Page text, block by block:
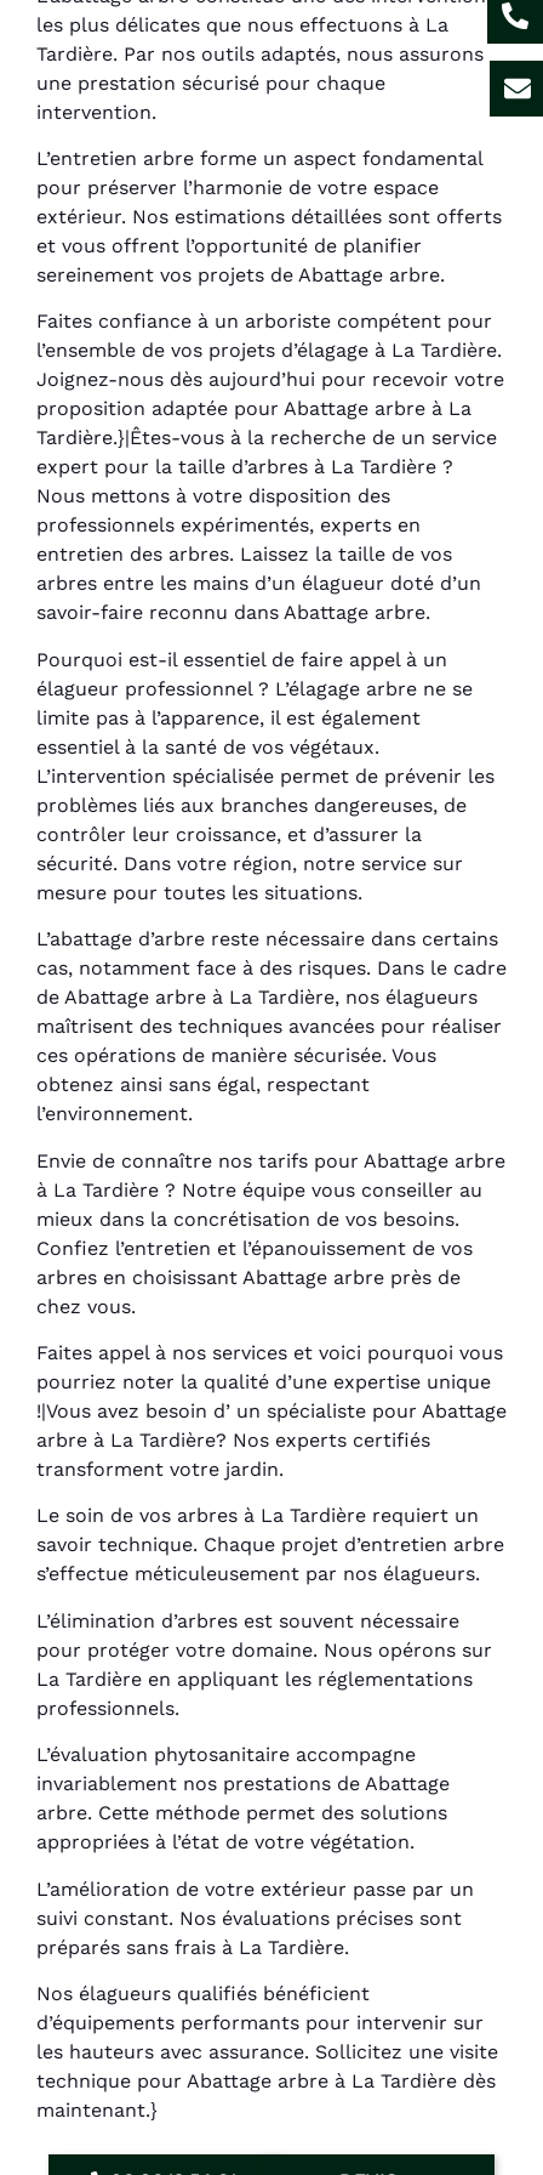
les plus délicates que nous effectuons à La
Tardière. Par nos outils adaptés, nous assurons
une prestation sécurisé pour chaque
intervention.
L’entretien arbre forme un aspect fondamental
pour préserver l’harmonie de votre espace
extérieur. Nos estimations détaillées sont offerts
et vous offrent l’opportunité de planifier
sereinement vos projets de Abattage arbre.
Faites confiance à un arboriste compétent pour
l’ensemble de vos projets d’élagage à La Tardière.
Joignez-nous dès aujourd’hui pour recevoir votre
proposition adaptée pour Abattage arbre à La
Tardière.}|Êtes-vous à la recherche de un service
expert pour la taille d’arbres à La Tardière ?
Nous mettons à votre disposition des
professionnels expérimentés, experts en
entretien des arbres. Laissez la taille de vos
arbres entre les mains d’un élagueur doté d’un
savoir-faire reconnu dans Abattage arbre.
Pourquoi est-il essentiel de faire appel à un
élagueur professionnel ? L’élagage arbre ne se
limite pas à l’apparence, il est également
essentiel à la santé de vos végétaux.
L’intervention spécialisée permet de prévenir les
problèmes liés aux branches dangereuses, de
contrôler leur croissance, et d’assurer la
sécurité. Dans votre région, notre service sur
mesure pour toutes les situations.
L’abattage d’arbre reste nécessaire dans certains
cas, notamment face à des risques. Dans le cadre
de Abattage arbre à La Tardière, nos élagueurs
maîtrisent des techniques avancées pour réaliser
ces opérations de manière sécurisée. Vous
obtenez ainsi sans égal, respectant
l’environnement.
Envie de connaître nos tarifs pour Abattage arbre
à La Tardière ? Notre équipe vous conseiller au
mieux dans la concrétisation de vos besoins.
Confiez l’entretien et l’épanouissement de vos
arbres en choisissant Abattage arbre près de
chez vous.
Faites appel à nos services et voici pourquoi vous
pourriez noter la qualité d’une expertise unique
!|Vous avez besoin d’ un spécialiste pour Abattage
arbre à La Tardière? Nos experts certifiés
transforment votre jardin.
Le soin de vos arbres à La Tardière requiert un
savoir technique. Chaque projet d’entretien arbre
s’effectue méticuleusement par nos élagueurs.
L’élimination d’arbres est souvent nécessaire
pour protéger votre domaine. Nous opérons sur
La Tardière en appliquant les réglementations
professionnels.
L’évaluation phytosanitaire accompagne
invariablement nos prestations de Abattage
arbre. Cette méthode permet des solutions
appropriées à l’état de votre végétation.
L’amélioration de votre extérieur passe par un
suivi constant. Nos évaluations précises sont
préparés sans frais à La Tardière.
Nos élagueurs qualifiés bénéficient
d’équipements performants pour intervenir sur
les hauteurs avec assurance. Sollicitez une visite
technique pour Abattage arbre à La Tardière dès
maintenant.}